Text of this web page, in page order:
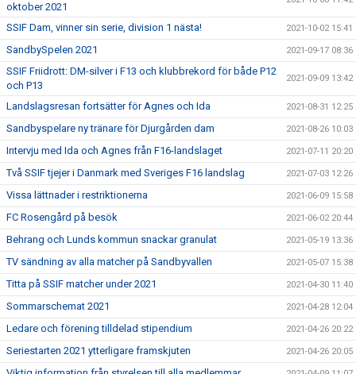
oktober 2021
SSIF Dam, vinner sin serie, division 1 nästa! 2021-10-02 15:41
SandbySpelen 2021 2021-09-17 08:36
SSIF Friidrott: DM-silver i F13 och klubbrekord för både P12
och P13
2021-09-09 13:42
Landslagsresan fortsätter för Agnes och Ida 2021-08-31 12:25
Sandbyspelare ny tränare för Djurgården dam 2021-08-26 10:03
Intervju med Ida och Agnes från F16-landslaget 2021-07-11 20:20
Två SSIF tjejer i Danmark med Sveriges F16 landslag 2021-07-03 12:26
Vissa lättnader i restriktionerna 2021-06-09 15:58
FC Rosengård på besök 2021-06-02 20:44
Behrang och Lunds kommun snackar granulat 2021-05-19 13:36
TV sändning av alla matcher på Sandbyvallen 2021-05-07 15:38
Titta på SSIF matcher under 2021 2021-04-30 11:40
Sommarschemat 2021 2021-04-28 12:04
Ledare och förening tilldelad stipendium 2021-04-26 20:22
Seriestarten 2021 ytterligare framskjuten 2021-04-26 20:05